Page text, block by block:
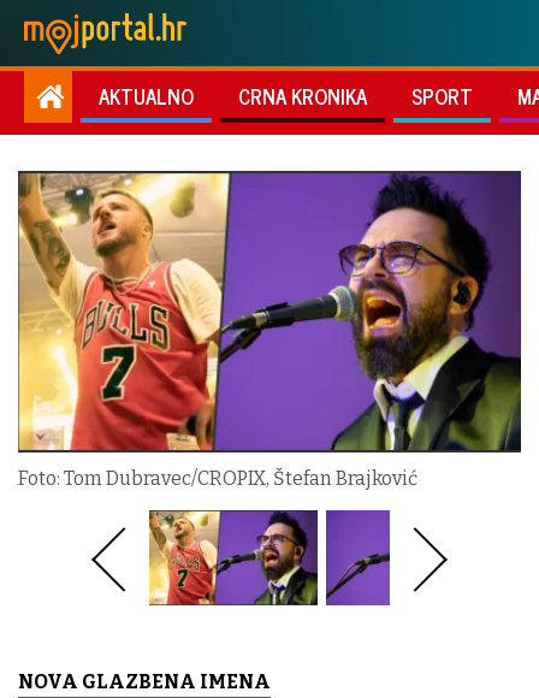
AKTUALNO CRNA KRONIKA SPORT
Foto: Tom Dubravec/CROPIX, Štefan Brajković
NOVA GLAZBENA IMENA